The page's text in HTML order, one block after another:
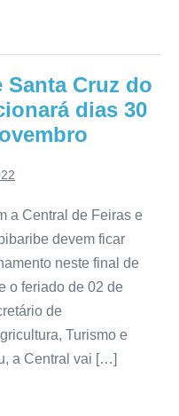
Santa Cruz do
dias 30
a Central de Feiras e
devem ficar
neste final de
o feriado de 02 de
de
Turismo e
a Central vai […]